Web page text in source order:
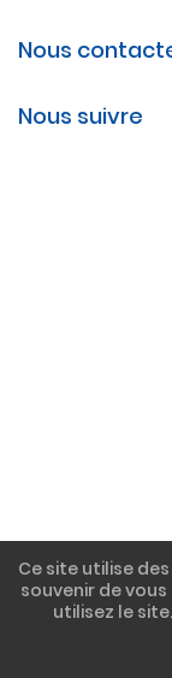
Nous
Ce site utilise
souvenir de
utilisez le
Nous suivre